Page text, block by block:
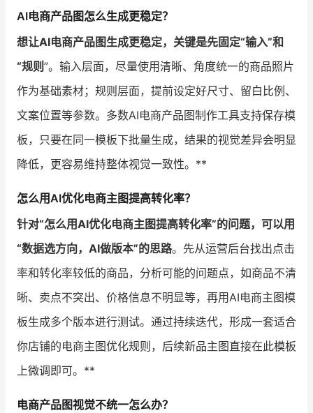
AI电商产品图怎么生成更稳定？
想让AI电商产品图生成更稳定，关键是先固定“输入”和
“规则”。输入层面，尽量使用清晰、角度统一的商品照片
作为基础素材；规则层面，提前设定好尺寸、留白比例、
文案位置等参数。多数AI电商产品图制作工具支持保存模
板，只要在同一模板下批量生成，结果的视觉差异会明显
降低，更容易维持整体视觉一致性。**
怎么用AI优化电商主图提高转化率？
针对“怎么用AI优化电商主图提高转化率”的问题，可以用
“数据选方向，AI做版本”的思路。先从运营后台找出点击
率和转化率较低的商品，分析可能的问题点，如商品不清
晰、卖点不突出、价格信息不明显等，再用AI电商主图模
板生成多个版本进行测试。通过持续迭代，形成一套适合
你店铺的电商主图优化规则，后续新品主图直接在此模板
上微调即可。**
电商产品图视觉不统一怎么办？